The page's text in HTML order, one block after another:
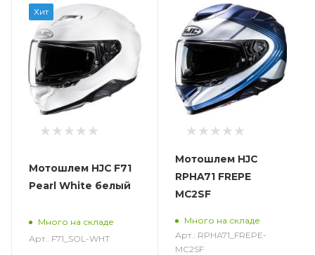
Хит
Мотошлем HJC F71
Pearl White белый
Много на складе
Арт.: F71_SOL-WHT
Мотошлем HJC
RPHA71 FREPE
MC2SF
Много на складе
Арт.: RPHA71_FREPE-
MC2SF